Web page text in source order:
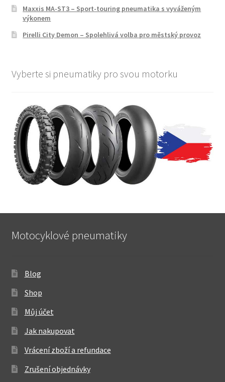
Maxxis MA-ST3 – Sport-touring pneumatika s vyváženým
výkonem
Pirelli City Demon – Spolehlivá volba pro městský provoz
Vyberte si pneumatiky pro svou motorku
Motocyklové pneumatiky
Blog
Shop
Můj účet
Jak nakupovat
Vrácení zboží a refundace
Zrušení objednávky